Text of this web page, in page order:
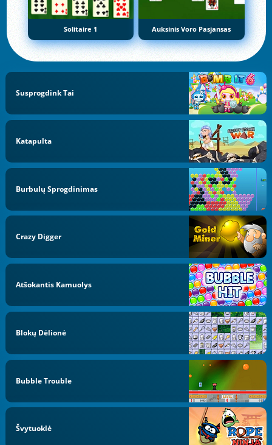
Solitaire 1 Auksinis Voro Pasjansas
Susprogdink Tai
Katapulta
Burbulų Sprogdinimas
Crazy Digger
Atšokantis Kamuolys
Blokų Dėlionė
Bubble Trouble
Švytuoklė